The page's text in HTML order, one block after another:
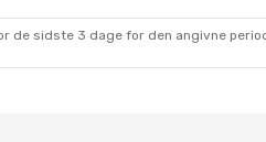
de sidste 3 dage for den angivne